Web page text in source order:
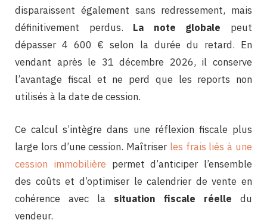
disparaissent également sans redressement, mais
définitivement perdus. La note globale peut
dépasser 4 600 € selon la durée du retard. En
vendant après le 31 décembre 2026, il conserve
l’avantage fiscal et ne perd que les reports non
utilisés à la date de cession.
Ce calcul s’intègre dans une réflexion fiscale plus
large lors d’une cession. Maîtriser les frais liés à une
cession immobilière permet d’anticiper l’ensemble
des coûts et d’optimiser le calendrier de vente en
cohérence avec la situation fiscale réelle du
vendeur.